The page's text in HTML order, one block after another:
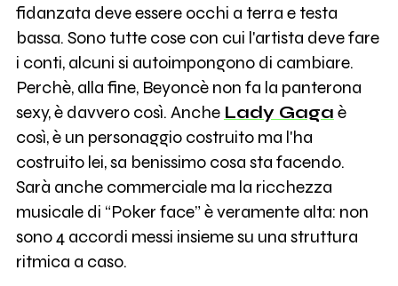
fidanzata deve essere occhi a terra e testa
bassa. Sono tutte cose con cui l'artista deve fare
i conti, alcuni si autoimpongono di cambiare.
Perchè, alla fine, Beyoncè non fa la panterona
sexy, è davvero così. Anche Lady Gaga è
così, è un personaggio costruito ma l'ha
costruito lei, sa benissimo cosa sta facendo.
Sarà anche commerciale ma la ricchezza
musicale di “Poker face” è veramente alta: non
sono 4 accordi messi insieme su una struttura
ritmica a caso.